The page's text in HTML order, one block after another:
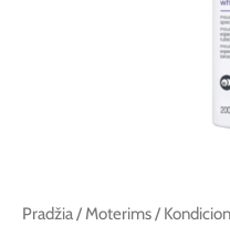
Pradžia/Moterims/